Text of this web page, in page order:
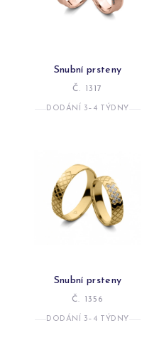
Snubní prsteny
Č. 1317
DODÁNÍ 3–4 TÝDNY
Snubní prsteny
Č. 1356
DODÁNÍ 3–4 TÝDNY